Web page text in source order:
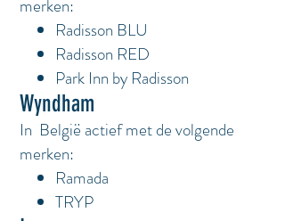
merken:
Radisson BLU
Radisson RED
Park Inn by Radisson
Wyndham
In België actief met de volgende
merken:
Ramada
TRYP